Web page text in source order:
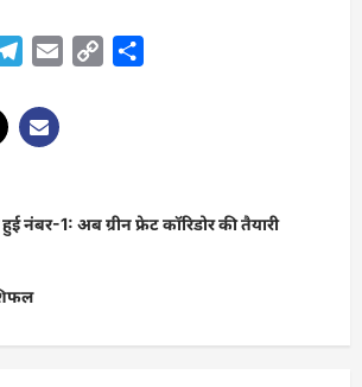
Telegram
Email
Copy
नंबर-1: अब ग्रीन फ्रेट कॉरिडोर की तैयारी